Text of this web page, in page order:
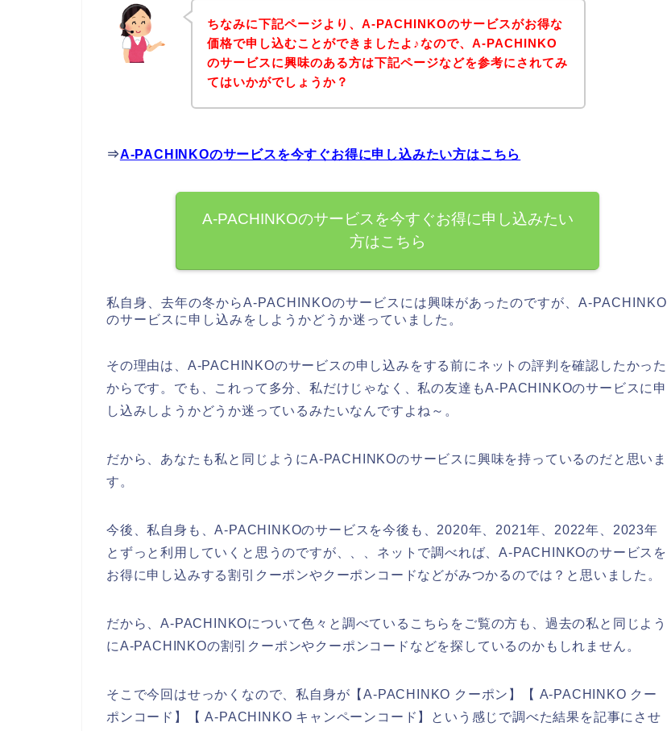
ちなみに下記ページより、A-PACHINKOのサービスがお得な
価格で申し込むことができましたよ♪なので、A-PACHINKO
のサービスに興味のある方は下記ページなどを参考にされてみ
てはいかがでしょうか？
⇒A-PACHINKOのサービスを今すぐお得に申し込みたい方はこちら
A-PACHINKOのサービスを今すぐお得に申し込みたい
方はこちら
私自身、去年の冬からA-PACHINKOのサービスには興味があったのですが、A-PACHINKO
のサービスに申し込みをしようかどうか迷っていました。
その理由は、A-PACHINKOのサービスの申し込みをする前にネットの評判を確認したかった
からです。でも、これって多分、私だけじゃなく、私の友達もA-PACHINKOのサービスに申
し込みしようかどうか迷っているみたいなんですよね～。
だから、あなたも私と同じようにA-PACHINKOのサービスに興味を持っているのだと思いま
す。
今後、私自身も、A-PACHINKOのサービスを今後も、2020年、2021年、2022年、2023年
とずっと利用していくと思うのですが、、、ネットで調べれば、A-PACHINKOのサービスを
お得に申し込みする割引クーポンやクーポンコードなどがみつかるのでは？と思いました。
だから、A-PACHINKOについて色々と調べているこちらをご覧の方も、過去の私と同じよう
にA-PACHINKOの割引クーポンやクーポンコードなどを探しているのかもしれません。
そこで今回はせっかくなので、私自身が【A-PACHINKO クーポン】【 A-PACHINKO クー
ポンコード】【 A-PACHINKO キャンペーンコード】という感じで調べた結果を記事にさせ